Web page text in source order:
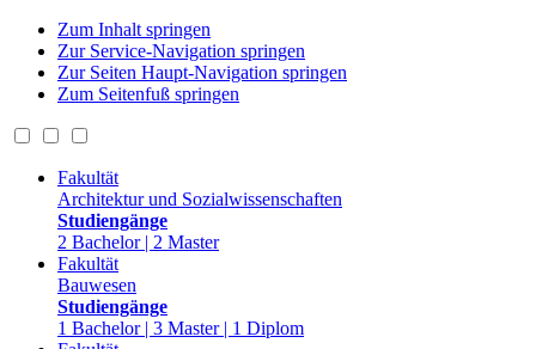
Zum Inhalt springen
Zur Service-Navigation springen
Zur Seiten Haupt-Navigation springen
Zum Seitenfuß springen
Fakultät
Architektur und Sozialwissenschaften
Studiengänge
2 Bachelor | 2 Master
Fakultät
Bauwesen
Studiengänge
1 Bachelor | 3 Master | 1 Diplom